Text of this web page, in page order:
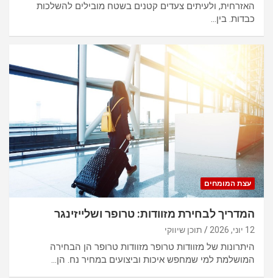
האזרחית, ולעיתים צעדים קטנים בשטח מובילים להשלכות
כבדות. בין…
עצת המומחים
המדריך לבחירת מזוודות: טרופר ושלייזינגר
12 יוני, 2026 תוכן שיווקי
היתרונות של מזוודות טרופר מזוודות טרופר הן הבחירה
המושלמת למי שמחפש איכות וביצועים במחיר נח. הן…